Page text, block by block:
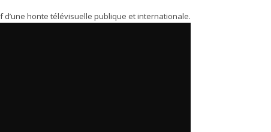
d’une honte télévisuelle publique et internationale.